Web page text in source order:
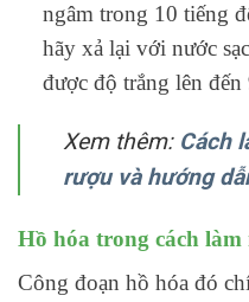
ngâm trong 10 tiếng
hãy xả lại với nước
được độ trắng lên đến
Xem thêm: Cách
rượu và hướng
Hồ hóa trong cách làm
Công đoạn hồ hóa đó